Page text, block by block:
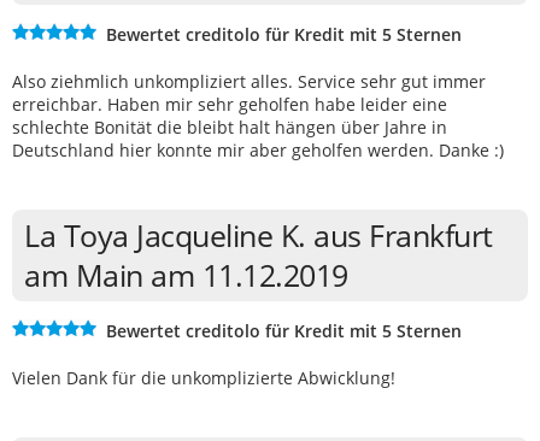
Bewertet creditolo für Kredit mit 5 Sternen
Also ziehmlich unkompliziert alles. Service sehr gut immer
erreichbar. Haben mir sehr geholfen habe leider eine
schlechte Bonität die bleibt halt hängen über Jahre in
Deutschland hier konnte mir aber geholfen werden. Danke :)
La Toya Jacqueline K. aus Frankfurt
am Main am 11.12.2019
Bewertet creditolo für Kredit mit 5 Sternen
Vielen Dank für die unkomplizierte Abwicklung!